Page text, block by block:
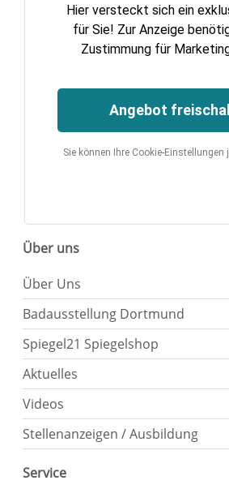
Hier versteckt sich ein
für Sie! Zur Anzeige
Zustimmung für
Angebot
Sie können Ihre Cookie-Einstellungen
Über uns
Über Uns
Badausstellung Dortmund
Spiegel21 Spiegelshop
Aktuelles
Videos
Stellenanzeigen / Ausbildung
Service